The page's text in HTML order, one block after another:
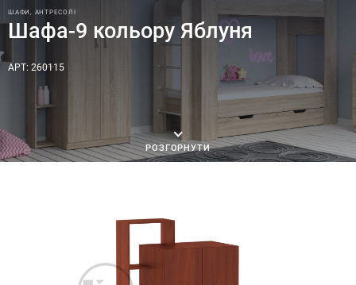
ШАФИ, АНТРЕСОЛІ
Шафа-9 кольору Яблуня
АРТ: 260115
РОЗГОРНУТИ